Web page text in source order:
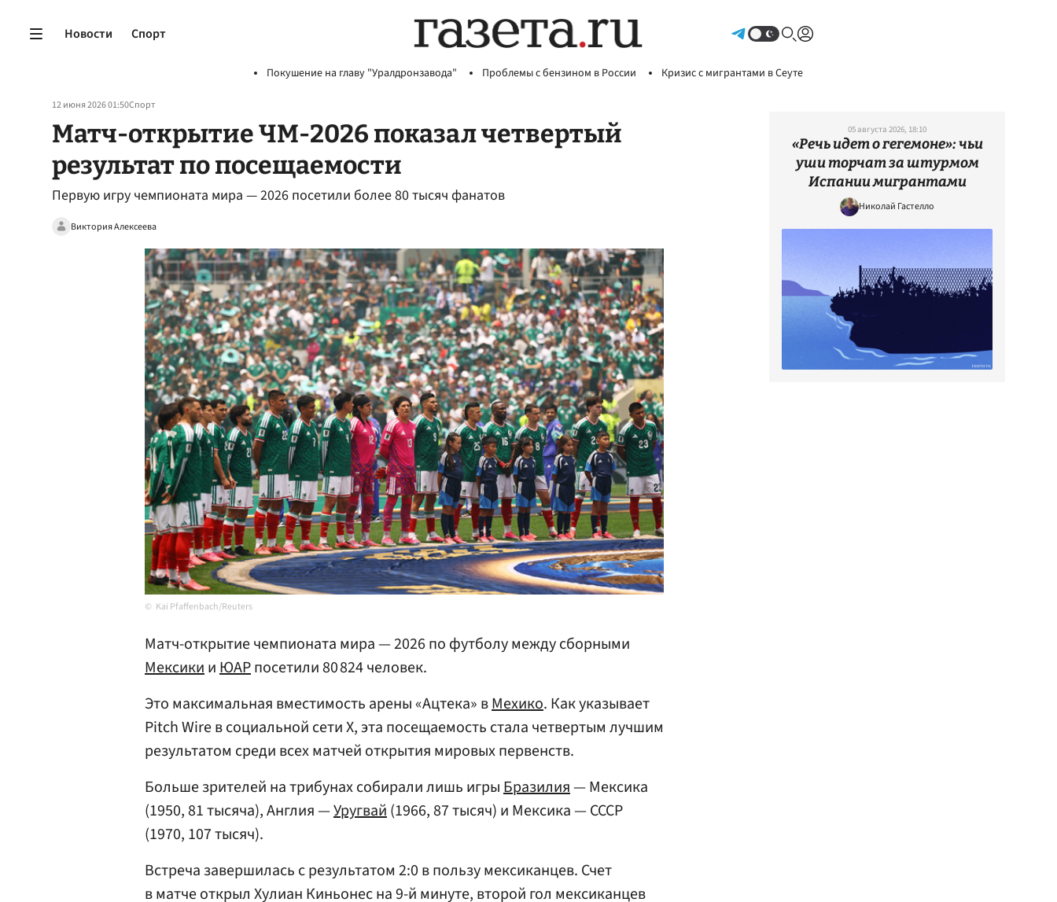
Новости Спорт
Покушение на главу "Уралдронзавода" Проблемы с бензином в России Кризис с мигрантами в Сеуте
12 июня 2026 01:50Спорт
Матч-открытие ЧМ-2026 показал четвертый
результат по посещаемости
Первую игру чемпионата мира — 2026 посетили более 80 тысяч фанатов
Виктория Алексеева
Kai Pfaffenbach/Reuters
Матч-открытие чемпионата мира — 2026 по футболу между сборными
МексикииЮАРпосетили 80 824 человек.
Это максимальная вместимость арены «Ацтека» вМехико. Как указывает
Pitch Wire в социальной сети X, эта посещаемость стала четвертым лучшим
результатом среди всех матчей открытия мировых первенств.
Больше зрителей на трибунах собирали лишь игрыБразилия— Мексика
(1950, 81 тысяча), Англия —Уругвай(1966, 87 тысяч) и Мексика — СССР
(1970, 107 тысяч).
Встреча завершилась с результатом 2:0 в пользу мексиканцев. Счет
в матче открыл Хулиан Киньонес на 9-й минуте, второй гол мексиканцев
05 августа 2026, 18:10
«Речь идет о гегемоне»: чьи
уши торчат за штурмом
Испании мигрантами
Николай Гастелло